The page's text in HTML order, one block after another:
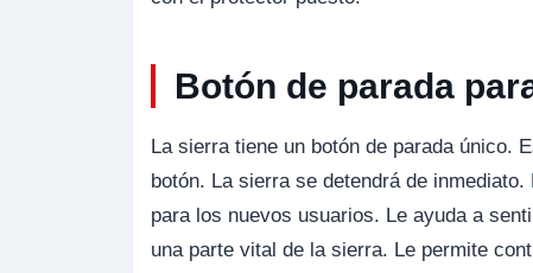
Botón de parada
La sierra tiene un botón de parada único.
botón. La sierra se detendrá de
para los nuevos usuarios. Le ayuda a
una parte vital de la sierra. Le permite